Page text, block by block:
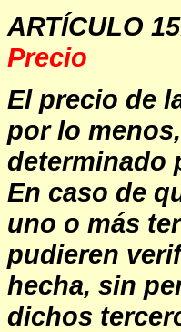
ARTÍCULO
Precio
El precio de
por lo
determinado
En caso de
uno o más
pudieren
hecha, sin
dichos